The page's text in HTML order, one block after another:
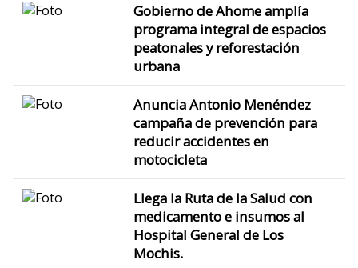
Gobierno de Ahome amplía
programa integral de espacios
peatonales y reforestación
urbana
Anuncia Antonio Menéndez
campaña de prevención para
reducir accidentes en
motocicleta
Llega la Ruta de la Salud con
medicamento e insumos al
Hospital General de Los
Mochis.